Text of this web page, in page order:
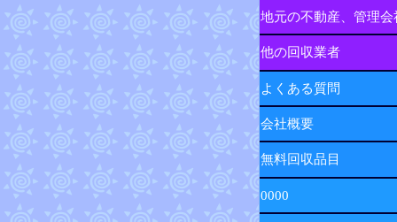
地元の不動産、管理会
他の回収業者
よくある質問
会社概要
無料回収品目
0000